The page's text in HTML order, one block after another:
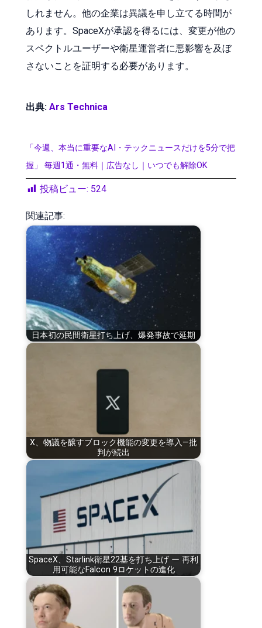
しれません。他の企業は異議を申し立てる時間が
あります。SpaceXが承認を得るには、変更が他の
スペクトルユーザーや衛星運営者に悪影響を及ぼ
さないことを証明する必要があります。
出典: Ars Technica
「今週、本当に重要なAI・テックニュースだけを5分で把
握」 毎週1通・無料｜広告なし｜いつでも解除OK
投稿ビュー: 524
関連記事:
日本初の民間衛星打ち上げ、爆発事故で延期
X、物議を醸すブロック機能の変更を導入—批
判が続出
SpaceX、Starlink衛星22基を打ち上げ ー 再利
用可能なFalcon 9ロケットの進化